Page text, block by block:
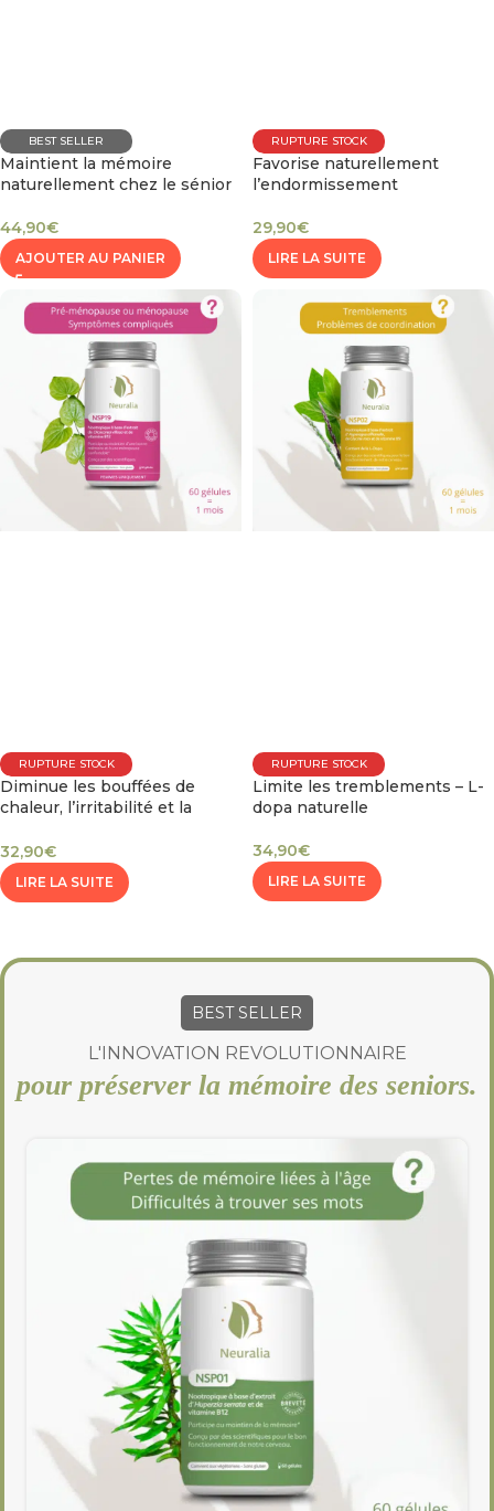
BEST SELLER
Maintient la mémoire
naturellement chez le sénior
44,90€
AJOUTER AU PANIER
RUPTURE STOCK
Favorise naturellement
l’endormissement
29,90€
LIRE LA SUITE
RUPTURE STOCK
Diminue les bouffées de
chaleur, l’irritabilité et la
32,90€
LIRE LA SUITE
RUPTURE STOCK
Limite les tremblements – L-
dopa naturelle
34,90€
LIRE LA SUITE
BEST SELLER
L'INNOVATION REVOLUTIONNAIRE
pour préserver la mémoire des seniors.